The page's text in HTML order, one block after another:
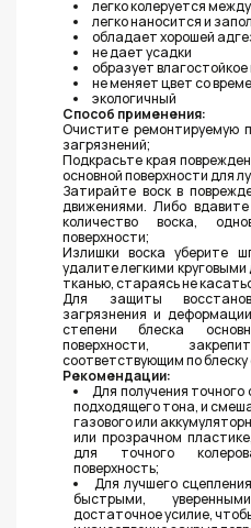
легко колеруется
легко наносится и
обладает хорошей
не дает усадки
образует
не меняет цвет со
экологичный
Способ применения:
Очистите ремонтируемую
загрязнений;
Подкрасьте края
основной поверхности для
Затирайте воск в
движениями. Либо
количество воска,
поверхности;
Излишки воска уберите
удалите легкими
тканью, стараясь не
Для защиты
загрязнения и
степени блеска
поверхности,
соответствующим по
Рекомендации:
Для получения точного
подходящего тона, и
газового или
или прозрачном
для точного
поверхность;
Для лучшего
быстрыми,
достаточное усилие,